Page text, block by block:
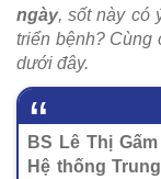
ngày, sốt này có
triển bệnh? Cùng
dưới đây.
BS Lê Thị
Hệ thống